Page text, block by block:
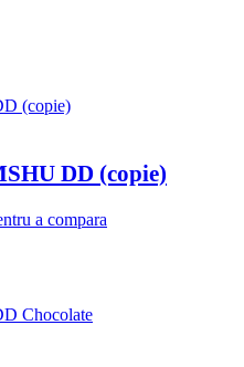
DD (copie)
a compara